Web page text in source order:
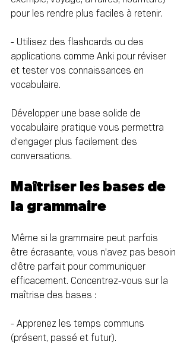
pour les rendre plus faciles à retenir.
- Utilisez des flashcards ou des
applications comme Anki pour réviser
et tester vos connaissances en
vocabulaire.
Développer une base solide de
vocabulaire pratique vous permettra
d’engager plus facilement des
conversations.
Maîtriser les bases de
la grammaire
Même si la grammaire peut parfois
être écrasante, vous n'avez pas besoin
d'être parfait pour communiquer
efficacement. Concentrez-vous sur la
maîtrise des bases :
- Apprenez les temps communs
(présent, passé et futur).